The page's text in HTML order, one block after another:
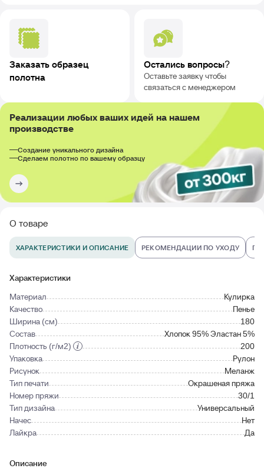
Заказать образец
полотна
Остались вопросы?
Оставьте заявку чтобы
связаться с менеджером
Реализации любых ваших идей на нашем
производстве
Создание уникального дизайна
Сделаем полотно по вашему образцу
О товаре
ХАРАКТЕРИСТИКИ И ОПИСАНИЕ РЕКОМЕНДАЦИИ ПО УХОДУ
Характеристики
Материал
Кулирка
Качество
Пенье
Ширина (см)
180
Состав
Хлопок 95% Эластан 5%
Плотность (г/м2)
200
Упаковка
Рулон
Рисунок
Меланж
Тип печати
Окрашеная пряжа
Номер пряжи
30/1
Тип дизайна
Универсальный
Начес
Нет
Лайкра
Да
Описание